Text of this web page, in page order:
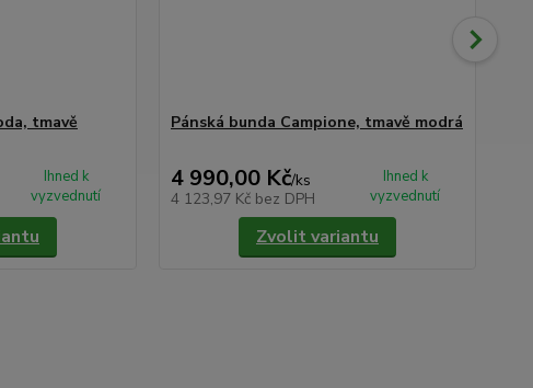
tmavě
Ihned k
vyzvednutí
Pánská bunda Campione, tmavě modrá
4 990,00 Kč/ks
4 123,97 Kč bez DPH
Ihned k
vyzvednutí
Zvolit variantu